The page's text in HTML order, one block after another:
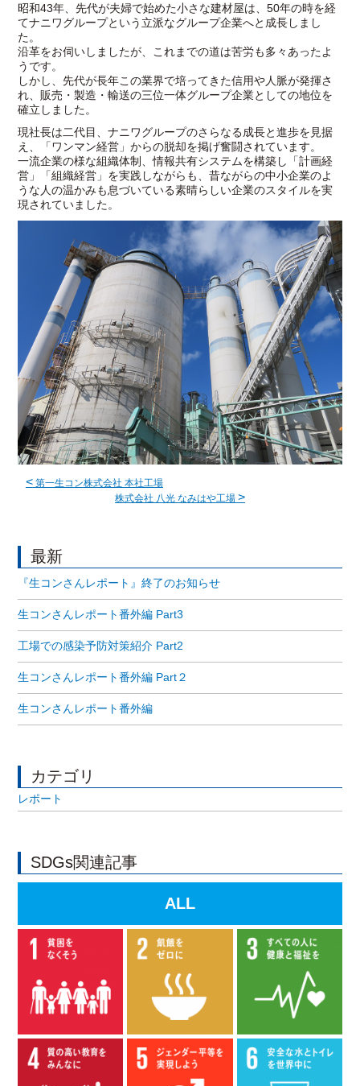
昭和43年、先代が夫婦で始めた小さな建材屋は、50年の時を経
てナニワグループという立派なグループ企業へと成長しまし
た。
沿革をお伺いしましたが、これまでの道は苦労も多々あったよ
うです。
しかし、先代が長年この業界で培ってきた信用や人脈が発揮さ
れ、販売・製造・輸送の三位一体グループ企業としての地位を
確立しました。
現社長は二代目、ナニワグループのさらなる成長と進歩を見据
え、「ワンマン経営」からの脱却を掲げ奮闘されています。
一流企業の様な組織体制、情報共有システムを構築し「計画経
営」「組織経営」を実践しながらも、昔ながらの中小企業のよ
うな人の温かみも息づいている素晴らしい企業のスタイルを実
現されていました。
<第一生コン株式会社 本社工場
株式会社 八光 なみはや工場 >
最新
『生コンさんレポート』終了のお知らせ
生コンさんレポート番外編 Part3
工場での感染予防対策紹介 Part2
生コンさんレポート番外編 Part２
生コンさんレポート番外編
カテゴリ
レポート
SDGs関連記事
ALL